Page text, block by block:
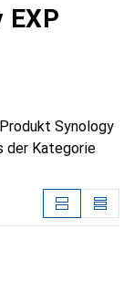
Synology
der Kategorie